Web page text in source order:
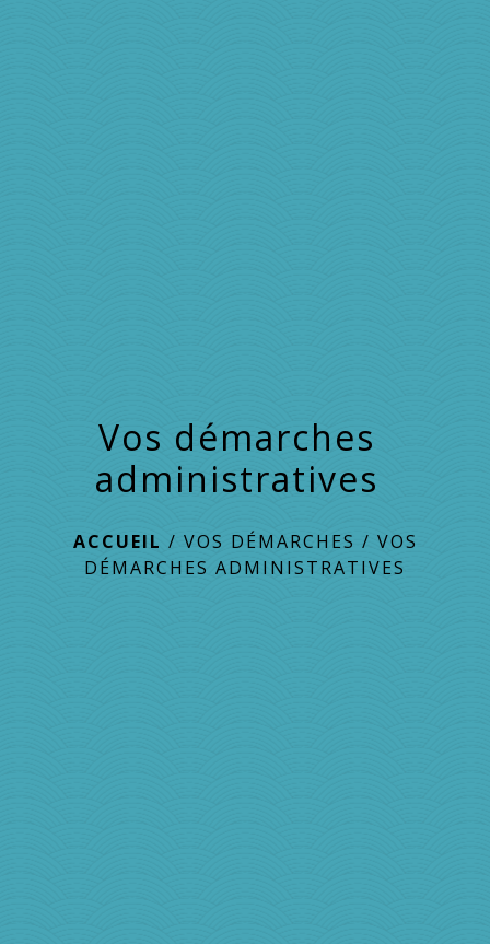
Vos démarches
administratives
ACCUEIL / VOS DÉMARCHES / VOS
DÉMARCHES ADMINISTRATIVES